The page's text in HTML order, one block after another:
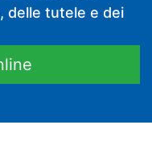
delle tutele e dei